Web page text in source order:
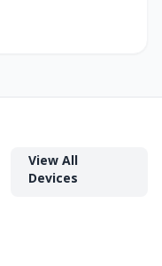
View All
Devices